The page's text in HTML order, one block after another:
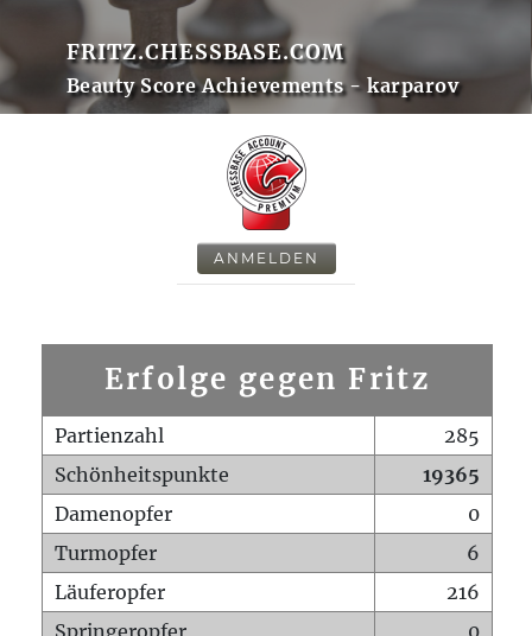
FRITZ.CHESSBASE.COM
Beauty Score Achievements - karparov
ANMELDEN
Erfolge gegen Fritz
Partienzahl
285
Schönheitspunkte
19365
Damenopfer
0
Turmopfer
6
Läuferopfer
216